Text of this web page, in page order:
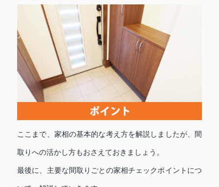
ここまで、家相の基本的な考え方を解説しましたが、間
取りへの活かし方もおさえておきましょう。
最後に、主要な間取りごとの家相チェックポイントにつ